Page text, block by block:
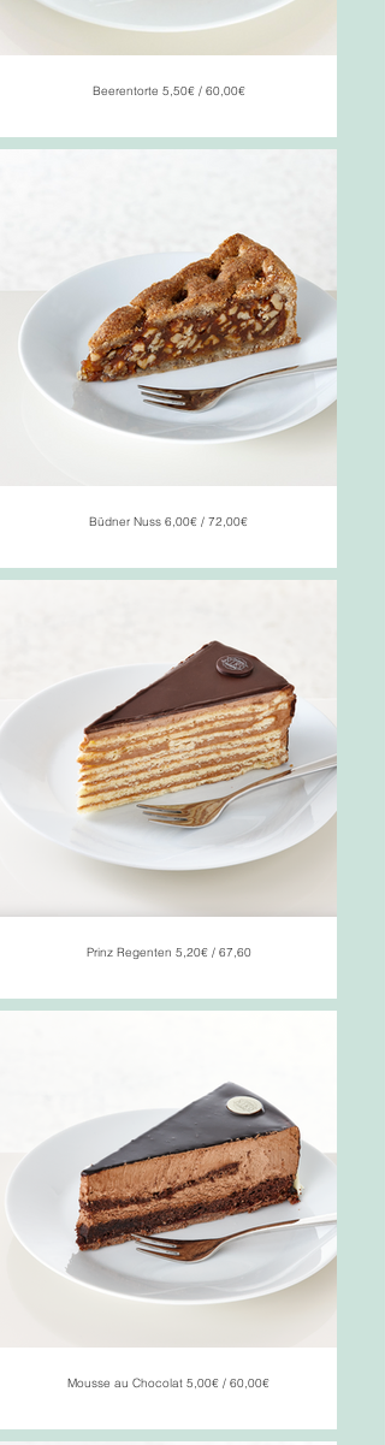
Beerentorte 5,50€ / 60,00€
Büdner Nuss 6,00€ / 72,00€
Prinz Regenten 5,20€ / 67,60
Mousse au Chocolat 5,00€ / 60,00€